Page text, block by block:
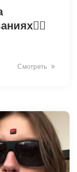
Смотреть